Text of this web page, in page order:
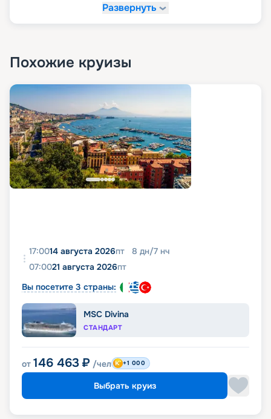
Развернуть
Похожие круизы
17:0014 августа 2026пт 8 дн/7 нч
07:0021 августа 2026пт
Вы посетите 3 страны:
MSC Divina
СТАНДАРТ
от 146 463 ₽ /чел +1 000
Выбрать круиз